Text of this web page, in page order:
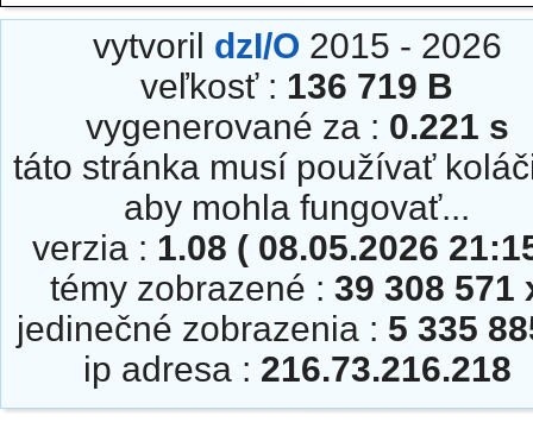
vytvoril dzI/O 2015 - 2026
veľkosť : 136 719 B
vygenerované za : 0.221 s
táto stránka musí používať
aby mohla fungovať...
verzia : 1.08 ( 08.05.2026
témy zobrazené : 39 308 571
jedinečné zobrazenia : 5 335
ip adresa : 216.73.216.218